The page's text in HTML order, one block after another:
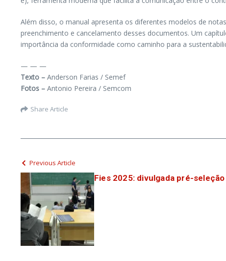
Além disso, o manual apresenta os diferentes modelos de
preenchimento e cancelamento desses documentos. Um
importância da conformidade como caminho para a
— — —
Texto – Anderson Farias / Semef
Fotos – Antonio Pereira / Semcom
Share Article
Previous Article
Fies 2025: divulgada pré-